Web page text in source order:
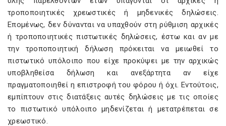
τροποποιητικές χρεωστικές ή μηδενικές δηλώσεις.
Επομένως, δεν δύνανται να υπαχθούν στη ρύθμιση αρχικές
ή τροποποιητικές πιστωτικές δηλώσεις, έστω και αν με
την τροποποιητική δήλωση πρόκειται να μειωθεί το
πιστωτικό υπόλοιπο που είχε προκύψει με την αρχικώς
υποβληθείσα δήλωση και ανεξάρτητα αν είχε
πραγματοποιηθεί η επιστροφή του φόρου ή όχι. Εντούτοις,
εμπίπτουν στις διατάξεις αυτές δηλώσεις με τις οποίες
το πιστωτικό υπόλοιπο μηδενίζεται ή μετατρέπεται σε
χρεωστικό.